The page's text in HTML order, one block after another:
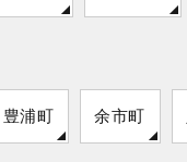
豊浦町 余市町